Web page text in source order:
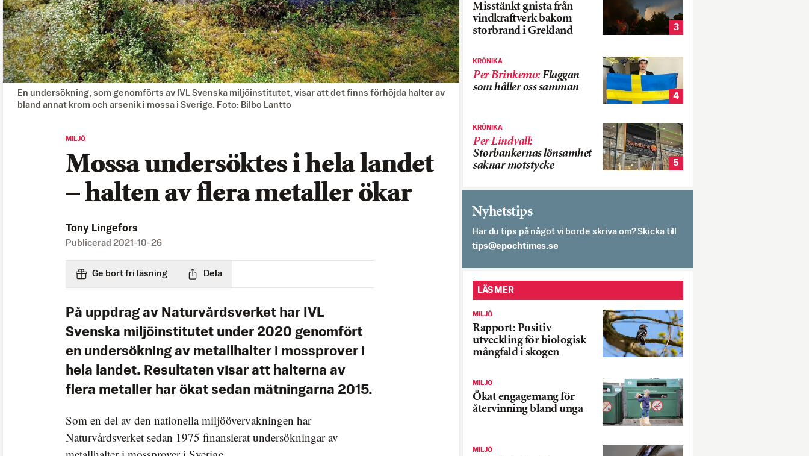
En undersökning, som genomförts av IVL Svenska miljöinstitutet, visar att det finns förhöjda halter av
bland annat krom och arsenik i mossa i Sverige. Foto: Bilbo Lantto
MILJÖ
Mossa undersöktes i hela landet
– halten av flera metaller ökar
Tony Lingefors
Publicerad 2021-10-26
Ge bort fri läsning Dela
På uppdrag av Naturvårdsverket har IVL
Svenska miljöinstitutet under 2020 genomfört
en undersökning av metallhalter i mossprover i
hela landet. Resultaten visar att halterna av
flera metaller har ökat sedan mätningarna 2015.
Som en del av den nationella miljöövervakningen har
Naturvårdsverket sedan 1975 finansierat undersökningar av
Misstänkt gnista från
vindkraftverk bakom
storbrand i Grekland
3
KRÖNIKA
Per Brinkemo:Flaggan
som håller oss samman
4
KRÖNIKA
Per Lindvall:
Storbankernas lönsamhet
saknar motstycke
5
Nyhetstips
Har du tips på något vi borde skriva om? Skicka till
es.semithcope@spit
LÄS MER
MILJÖ
Rapport: Positiv
utveckling för biologisk
mångfald i skogen
MILJÖ
Ökat engagemang för
återvinning bland unga
MILJÖ